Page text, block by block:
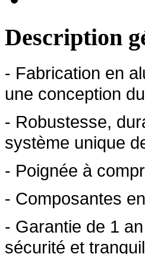
Description
- Fabrication en
une conception
- Robustesse,
système unique
- Poignée à
- Composantes
- Garantie de 1
sécurité et